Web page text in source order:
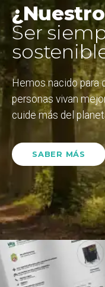
Ser
Hemos nacido para
personas vivan
cuide más del
SABER MÁS